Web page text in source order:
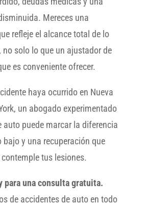
Mereces una
refleje el alcance total de lo
no solo lo que un ajustador de
es conveniente ofrecer.
haya ocurrido en Nueva
un abogado experimentado
auto puede marcar la diferencia
bajo y una recuperación que
tus lesiones.
para una consulta gratuita.
de accidentes de auto en todo